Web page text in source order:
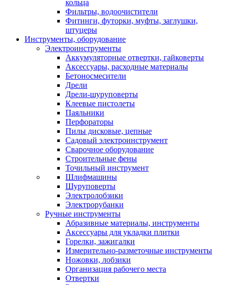
кольца
Фильтры, водоочистители
Фитинги, футорки, муфты, заглушки,
штуцеры
Инструменты, оборудование
Электроинструменты
Аккумуляторные отвертки, гайковерты
Аксессуары, расходные материалы
Бетоносмесители
Дрели
Дрели-шуруповерты
Клеевые пистолеты
Паяльники
Перфораторы
Пилы дисковые, цепные
Садовый электроинструмент
Сварочное оборудование
Строительные фены
Точильный инструмент
Шлифмашины
Шуруповерты
Электролобзики
Электрорубанки
Ручные инструменты
Абразивные материалы, инструменты
Аксессуары для укладки плитки
Горелки, зажигалки
Измерительно-разметочные инструменты
Ножовки, лобзики
Организация рабочего места
Отвертки